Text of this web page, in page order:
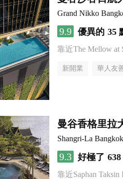
Grand Nikko
9.9 優異的 35
靠近The Mellow at
新開業 華人友
曼谷香格里拉
Shangri-La Bangkok
9.3 好極了
靠近Saphan Taksin